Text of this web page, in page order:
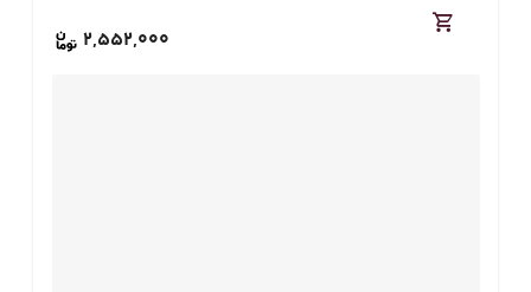
2,552,000